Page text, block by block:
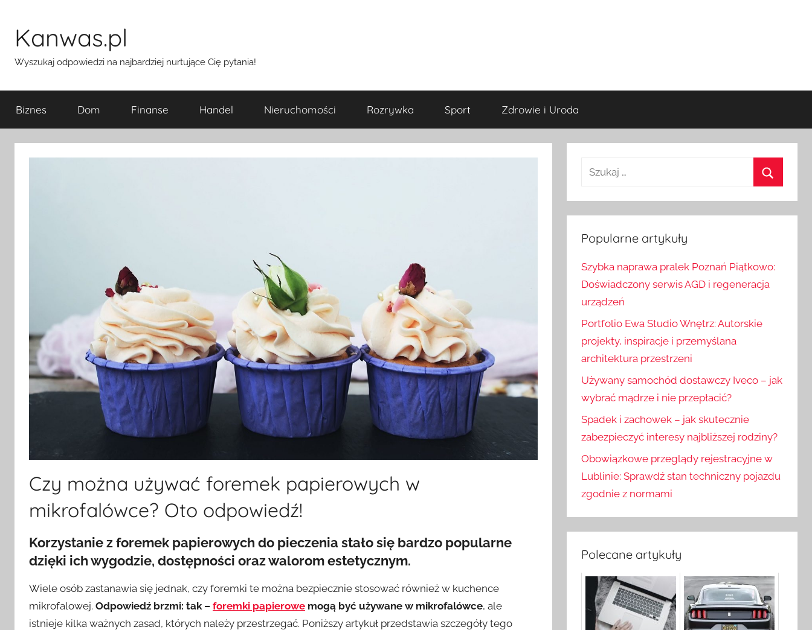
treściKanwas.pl
Wyszukaj odpowiedzi na najbardziej nurtujące Cię pytania!
Biznes Dom Finanse Handel Nieruchomości Rozrywka Sport Zdrowie i Uroda
Czy można używać foremek papierowych w
mikrofalówce? Oto odpowiedź!
Korzystanie z foremek papierowych do pieczenia stało się bardzo popularne
dzięki ich wygodzie, dostępności oraz walorom estetycznym.
Wiele osób zastanawia się jednak, czy foremki te można bezpiecznie stosować również w kuchence
mikrofalowej. Odpowiedź brzmi: tak – foremki papierowe mogą być używane w mikrofalówce, ale
istnieje kilka ważnych zasad, których należy przestrzegać. Poniższy artykuł przedstawia szczegóły tego
u
k
a
:
a
j
Popularne artykuły
Szybka naprawa pralek Poznań Piątkowo:
Doświadczony serwis AGD i regeneracja
urządzeń
Portfolio Ewa Studio Wnętrz: Autorskie
projekty, inspiracje i przemyślana
architektura przestrzeni
Używany samochód dostawczy Iveco – jak
wybrać mądrze i nie przepłacić?
Spadek i zachowek – jak skutecznie
zabezpieczyć interesy najbliższej rodziny?
Obowiązkowe przeglądy rejestracyjne w
Lublinie: Sprawdź stan techniczny pojazdu
zgodnie z normami
Polecane artykuły